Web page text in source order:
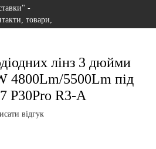
лінз 3 дюйми
4800Lm/5500Lm під
P30Pro R3-A
відгук